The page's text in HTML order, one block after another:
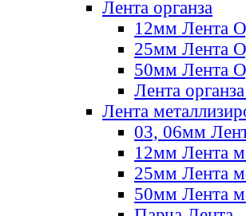
Лента органза
12мм Лента
25мм Лента
50мм Лента
Лента
Лента
03, 06мм
12мм Лента
25мм Лента
50мм Лента